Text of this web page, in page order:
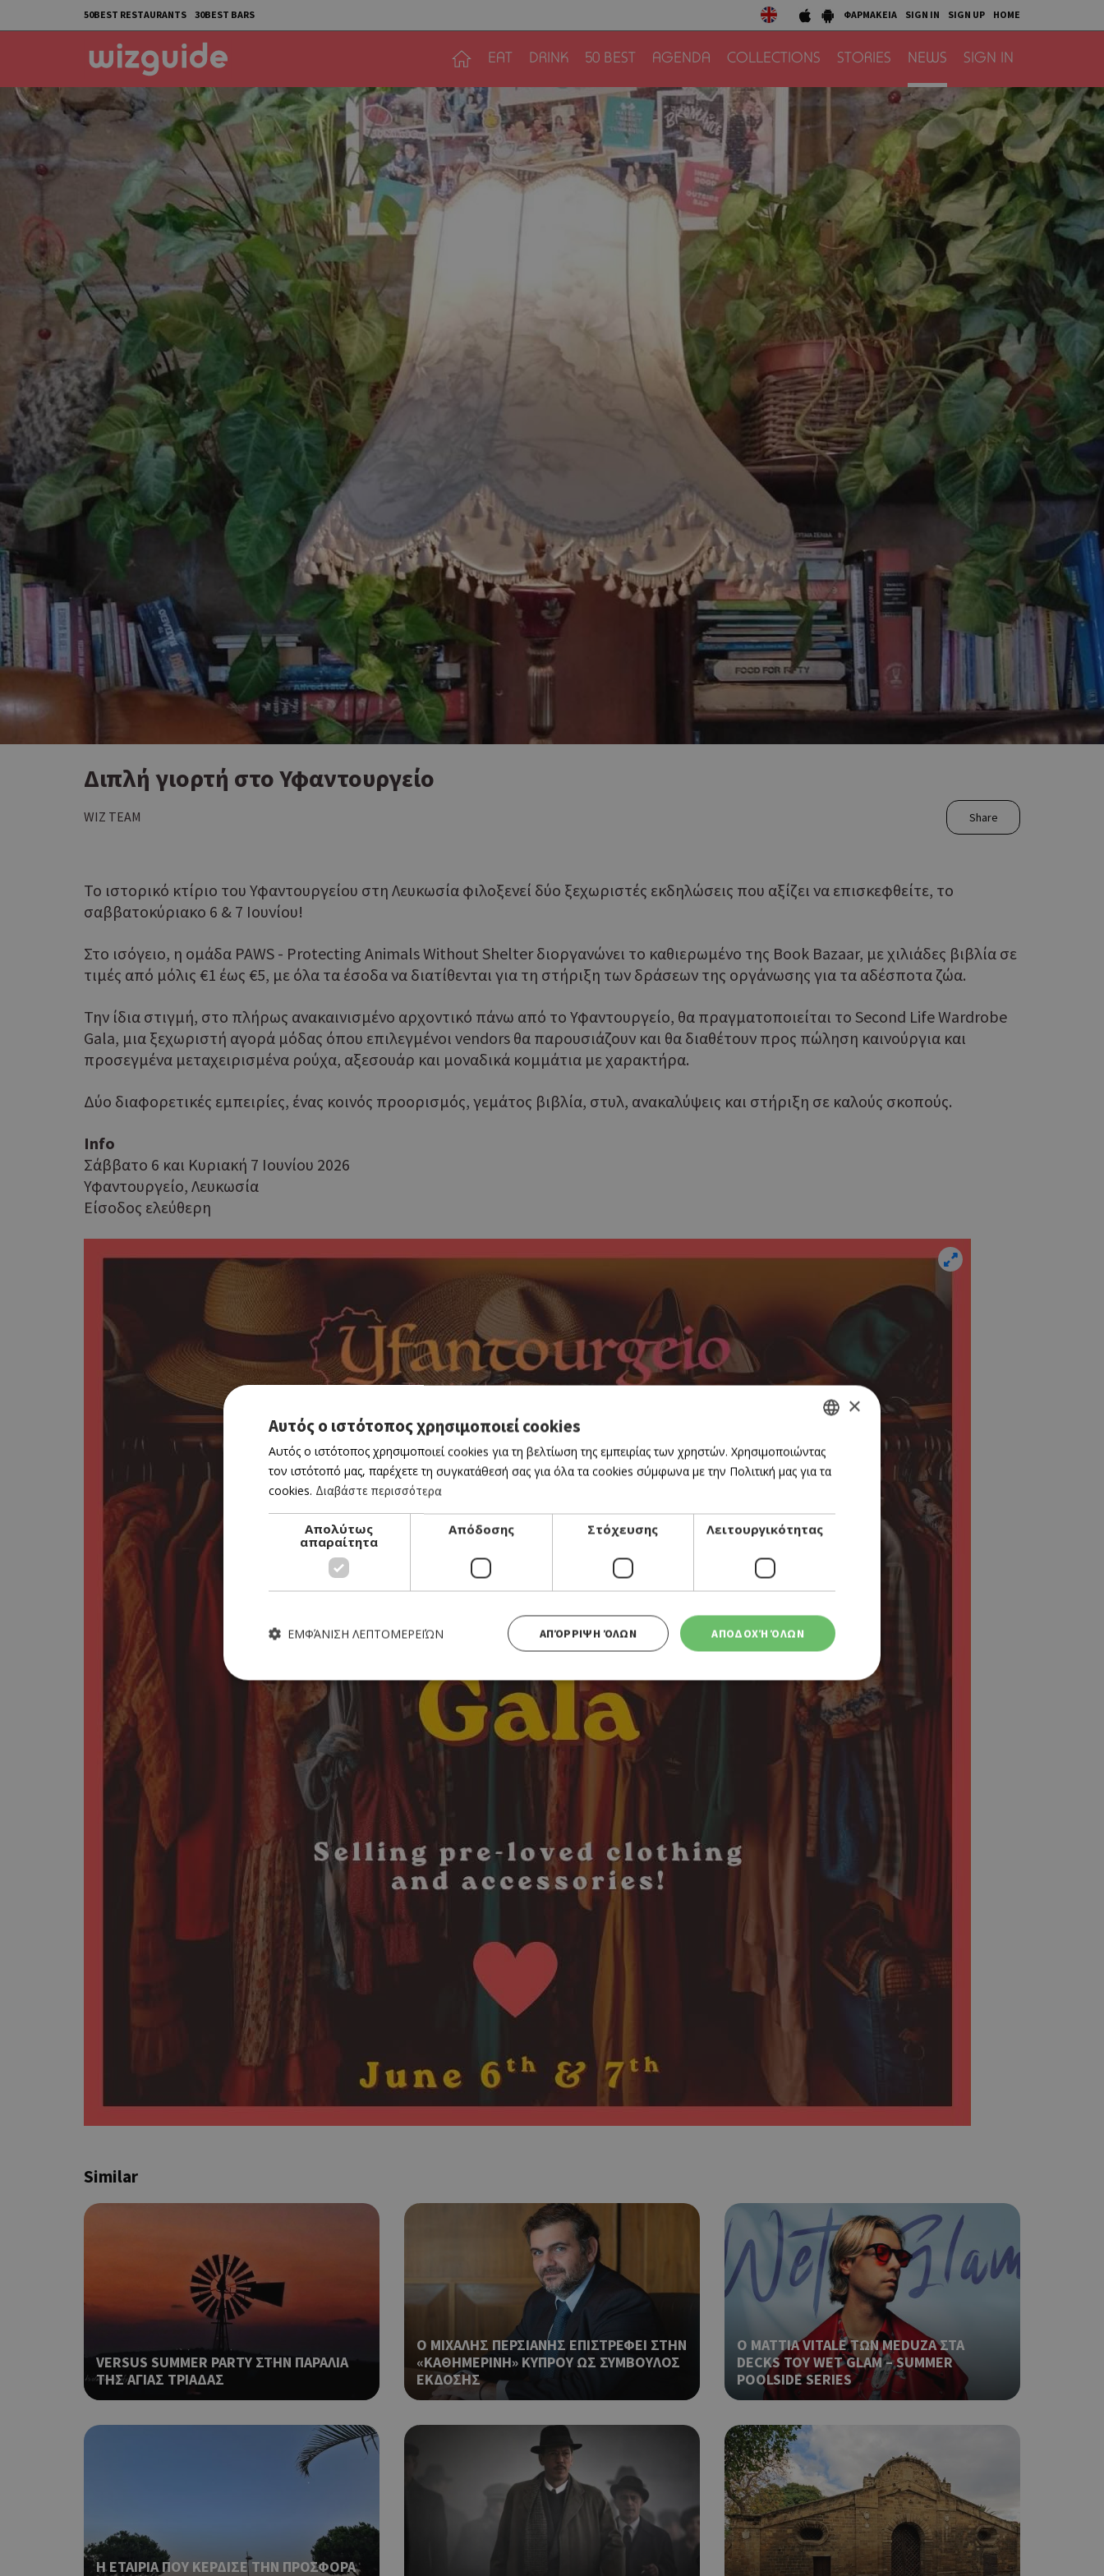
50BEST RESTAURANTS 30BEST BARS ΦΑΡΜΑΚΕΙΑ SIGN IN SIGN UP HOME
EAT DRINK 50 BEST AGENDA COLLECTIONS STORIES NEWS SIGN IN
Διπλή γιορτή στο Υφαντουργείο
WIZ TEAM Share
Το ιστορικό κτίριο του Υφαντουργείου στη Λευκωσία φιλοξενεί δύο ξεχωριστές εκδηλώσεις που αξίζει να επισκεφθείτε, το
σαββατοκύριακο 6 & 7 Ιουνίου!
Στο ισόγειο, η ομάδα PAWS - Protecting Animals Without Shelter διοργανώνει το καθιερωμένο της Book Bazaar, με χιλιάδες βιβλία σε
τιμές από μόλις €1 έως €5, με όλα τα έσοδα να διατίθενται για τη στήριξη των δράσεων της οργάνωσης για τα αδέσποτα ζώα.
Την ίδια στιγμή, στο πλήρως ανακαινισμένο αρχοντικό πάνω από το Υφαντουργείο, θα πραγματοποιείται το Second Life Wardrobe
Gala, μια ξεχωριστή αγορά μόδας όπου επιλεγμένοι vendors θα παρουσιάζουν και θα διαθέτουν προς πώληση καινούργια και
προσεγμένα μεταχειρισμένα ρούχα, αξεσουάρ και μοναδικά κομμάτια με χαρακτήρα.
Δύο διαφορετικές εμπειρίες, ένας κοινός προορισμός, γεμάτος βιβλία, στυλ, ανακαλύψεις και στήριξη σε καλούς σκοπούς.
Info
Σάββατο 6 και Κυριακή 7 Ιουνίου 2026
Υφαντουργείο, Λευκωσία
Είσοδος ελεύθερη
Similar
VERSUS SUMMER PARTY ΣΤΗΝ ΠΑΡΑΛΙΑ
ΤΗΣ ΑΓΙΑΣ ΤΡΙΑΔΑΣ
Ο ΜΙΧΑΛΗΣ ΠΕΡΣΙΑΝΗΣ ΕΠΙΣΤΡΕΦΕΙ ΣΤΗΝ
«ΚΑΘΗΜΕΡΙΝΗ» ΚΥΠΡΟΥ ΩΣ ΣΥΜΒΟΥΛΟΣ
ΕΚΔΟΣΗΣ
Ο MATTIA VITALE ΤΩΝ MEDUZA ΣΤΑ
DECKS ΤΟΥ WET GLAM – SUMMER
POOLSIDE SERIES
Η ΕΤΑΙΡΙΑ ΠΟΥ ΚΕΡΔΙΣΕ ΤΗΝ ΠΡΟΣΦΟΡΑ
GREEK
ENGLISH
×
Αυτός ο ιστότοπος χρησιμοποιεί cookies
Αυτός ο ιστότοπος χρησιμοποιεί cookies για τη βελτίωση της εμπειρίας των χρηστών. Χρησιμοποιώντας
τον ιστότοπό μας, παρέχετε τη συγκατάθεσή σας για όλα τα cookies σύμφωνα με την Πολιτική μας για τα
cookies. Διαβάστε περισσότερα
Απολύτως
απαραίτητα
Απόδοσης Στόχευσης Λειτουργικότητας
ΑΠΟΔΟΧΉ ΌΛΩΝ
ΑΠΌΡΡΙΨΗ ΌΛΩΝ
ΕΜΦΆΝΙΣΗ ΛΕΠΤΟΜΕΡΕΙΏΝ
Απολύτως απαραίτητα Απόδοσης Στόχευσης
Τα απολύτως απαραίτητα cookies επιτρέπουν βασικές λειτουργίες του ιστότοπου, όπως τη σύνδεση χρήστη και τη διαχείριση λογαριασμού. Ο
ιστότοπος δεν μπορεί να χρησιμοποιηθεί σωστά χωρίς τα απολύτως απαραίτητα cookies.
Ονοματεπώνυμο
G_ENABLED_IDPS
guide.com
PHPSESSID
PHP.net
cyprus.wiz-
συνεδρία
Cookie που δημιουργείται από εφαρμογές που
βασίζονται στη γλώσσα PHP. Πρόκειται για ένα
αναγνωριστικό γενικού σκοπού που
χρησιμοποιείται για τη διατήρηση μεταβλητών
περιόδου λειτουργίας χρήστη. Συνήθως είναι
ένας τυχαίος αριθμός που δημιουργείται, ο
τρόπος με τον οποίο μπορεί να είναι
συγκεκριμένος για τον ιστότοπο, αλλά ένα καλό
παράδειγμα είναι η διατήρηση της κατάστασης
G_ENABLED_IDPS
cyprus.wiz-
Χρησιμοποιείται για σκοπούς Capping δηλαδή να
εμφανίζει μόνο μια φορά την ημέρα στον χρήστη
διάφορες διαφημιστικές ενέργειες όπως είναι το
take over banner και τα push up και push down
banners.
1 εβδομάδα 3
Χρησιμοποιείται για να προσδιορίσει την
επιλεγμένη γλώσσα του επισκέπτη.
PHP.net
συνεδρία
Cookie που δημιουργείται από εφαρμογές που
βασίζονται στη γλώσσα PHP. Πρόκειται για ένα
χρησιμοποιείται για τη διατήρηση μεταβλητών
περιόδου λειτουργίας χρήστη. Συνήθως είναι
ένας τυχαίος αριθμός που δημιουργείται, ο
τρόπος με τον οποίο μπορεί να είναι
συγκεκριμένος για τον ιστότοπο, αλλά ένα καλό
σύνδεσης για έναν χρήστη μεταξύ σελίδων.
takeOverCookie
Χρησιμοποιείται για σκοπούς Capping δηλαδή να
εμφανίζει μόνο μια φορά την ημέρα στον χρήστη
διάφορες διαφημιστικές ενέργειες όπως είναι το
take over banner και τα push up και push down
__cf_bm
29 λεπτά 53
δευτερόλεπτα
Αυτό το cookie χρησιμοποιείται για τη διάκριση
μεταξύ ανθρώπων και ρομπότ. Αυτό είναι
Google Privacy Policy